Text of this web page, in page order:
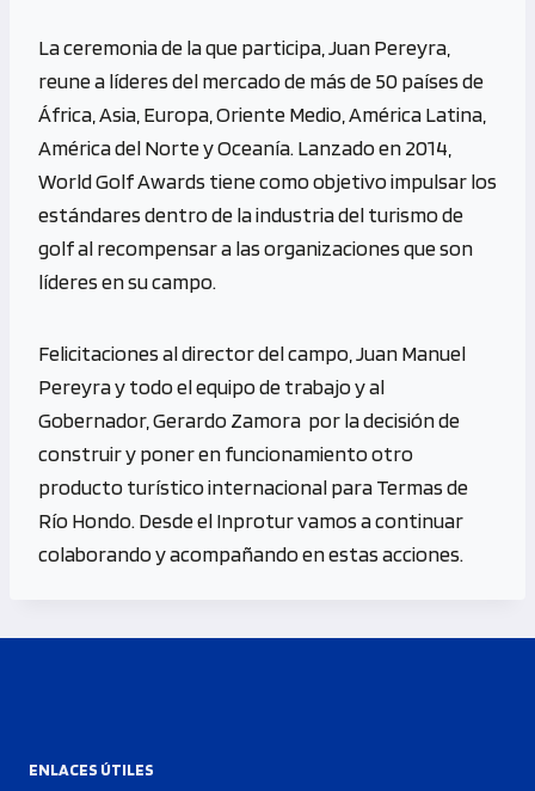
La ceremonia de la que participa, Juan Pereyra,
reune a líderes del mercado de más de 50 países de
África, Asia, Europa, Oriente Medio, América Latina,
América del Norte y Oceanía. Lanzado en 2014,
World Golf Awards tiene como objetivo impulsar los
estándares dentro de la industria del turismo de
golf al recompensar a las organizaciones que son
líderes en su campo.
Felicitaciones al director del campo, Juan Manuel
Pereyra y todo el equipo de trabajo y al
Gobernador, Gerardo Zamora por la decisión de
construir y poner en funcionamiento otro
producto turístico internacional para Termas de
Río Hondo. Desde el Inprotur vamos a continuar
colaborando y acompañando en estas acciones.
ENLACES ÚTILES